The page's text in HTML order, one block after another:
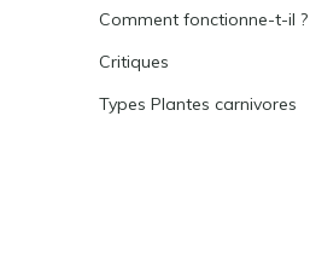
Comment fonctionne-t-il ?
Critiques
Types Plantes carnivores